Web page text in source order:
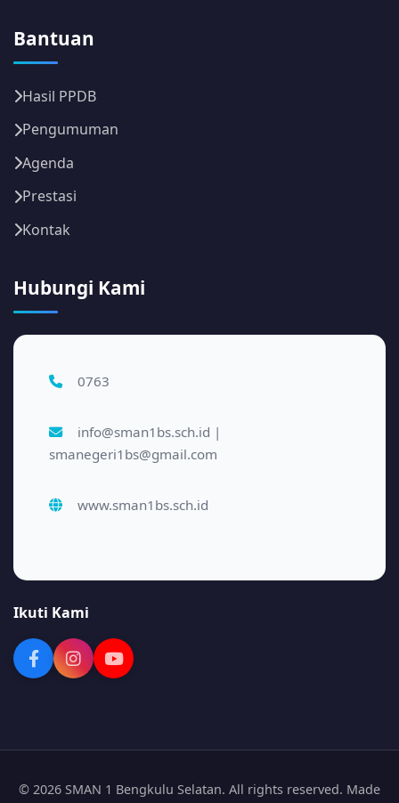
Bantuan
Hasil PPDB
Pengumuman
Agenda
Prestasi
Kontak
Hubungi Kami
0763
info@sman1bs.sch.id |
smanegeri1bs@gmail.com
www.sman1bs.sch.id
Ikuti Kami
© 2026 SMAN 1 Bengkulu Selatan. All rights reserved. Made